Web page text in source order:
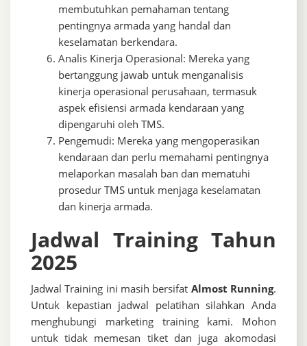
membutuhkan pemahaman tentang
pentingnya armada yang handal dan
keselamatan berkendara.
Analis Kinerja Operasional: Mereka yang
bertanggung jawab untuk menganalisis
kinerja operasional perusahaan, termasuk
aspek efisiensi armada kendaraan yang
dipengaruhi oleh TMS.
Pengemudi: Mereka yang mengoperasikan
kendaraan dan perlu memahami pentingnya
melaporkan masalah ban dan mematuhi
prosedur TMS untuk menjaga keselamatan
dan kinerja armada.
Jadwal Training Tahun
2025
Jadwal Training ini masih bersifat Almost Running.
Untuk kepastian jadwal pelatihan silahkan Anda
menghubungi marketing training kami. Mohon
untuk tidak memesan tiket dan juga akomodasi